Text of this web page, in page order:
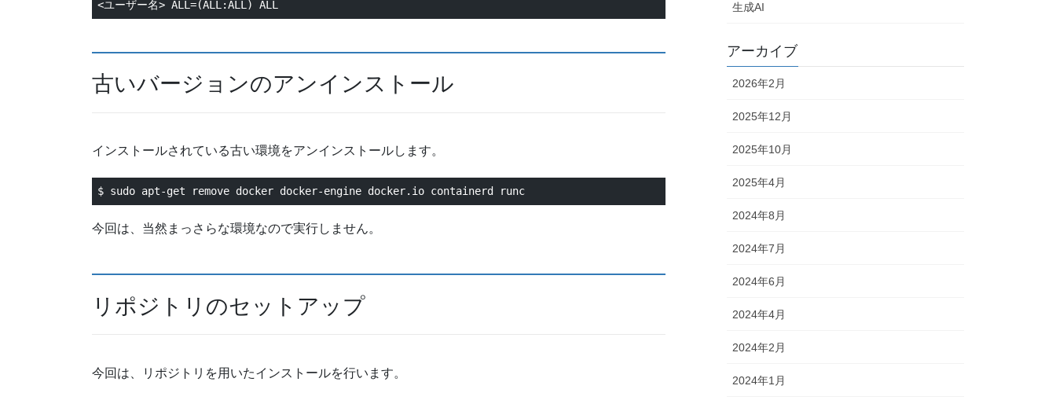
古いバージョンのアンインストール
インストールされている古い環境をアンインストールします。
$ sudo apt-get remove docker docker-engine docker.io containerd runc
今回は、当然まっさらな環境なので実行しません。
リポジトリのセットアップ
今回は、リポジトリを用いたインストールを行います。
生成AI
アーカイブ
2026年2月
2025年12月
2025年10月
2025年4月
2024年8月
2024年7月
2024年6月
2024年4月
2024年2月
2024年1月